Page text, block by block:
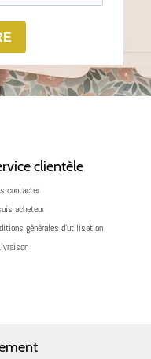
clientèle
contacter
acheteur
générales d’utilisation